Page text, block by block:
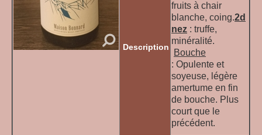
Description
fruits à chair
blanche, coing.2d
nez : truffe,
minéralité.
Bouche
: Opulente et
soyeuse, légère
amertume en fin
de bouche. Plus
court que le
précédent.